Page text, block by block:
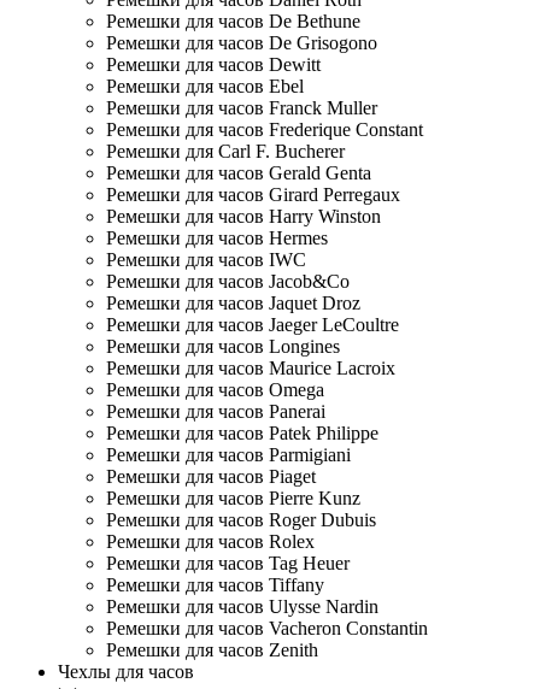
Ремешки для часов De Bethune
Ремешки для часов De Grisogono
Ремешки для часов Dewitt
Ремешки для часов Ebel
Ремешки для часов Franck Muller
Ремешки для часов Frederique Constant
Ремешки для Carl F. Bucherer
Ремешки для часов Gerald Genta
Ремешки для часов Girard Perregaux
Ремешки для часов Harry Winston
Ремешки для часов Hermes
Ремешки для часов IWC
Ремешки для часов Jacob&Co
Ремешки для часов Jaquet Droz
Ремешки для часов Jaeger LeCoultre
Ремешки для часов Longines
Ремешки для часов Maurice Lacroix
Ремешки для часов Omega
Ремешки для часов Panerai
Ремешки для часов Patek Philippe
Ремешки для часов Parmigiani
Ремешки для часов Piaget
Ремешки для часов Pierre Kunz
Ремешки для часов Roger Dubuis
Ремешки для часов Rolex
Ремешки для часов Tag Heuer
Ремешки для часов Tiffany
Ремешки для часов Ulysse Nardin
Ремешки для часов Vacheron Constantin
Ремешки для часов Zenith
Чехлы для часов